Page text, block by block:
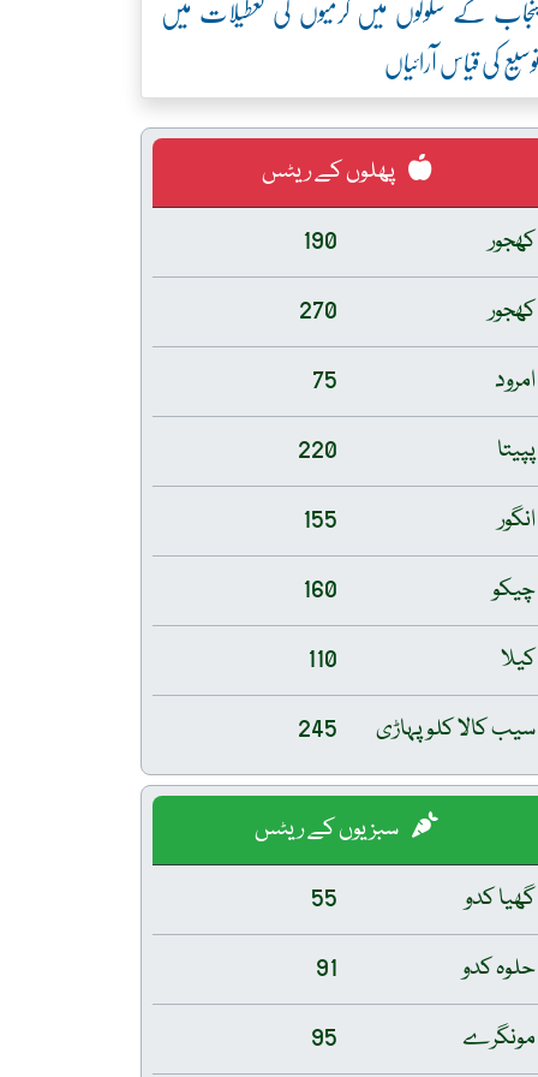
کی قیاس آرائیاں
پھلوں کے ریٹس
کھجور
190
کھجور
270
امرود
75
پپیتا
220
انگور
155
چیکو
160
کیلا
110
سیب کالا کلو پہاڑی
245
سبزیوں کے ریٹس
گھیا کدو
55
حلوہ کدو
91
مونگرے
95